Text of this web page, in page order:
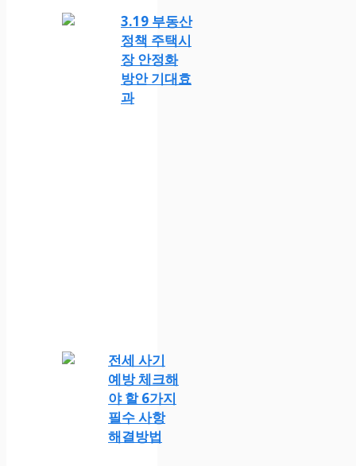
3.19 부동산
정책 주택시
장 안정화
방안 기대효
과
전세 사기
예방 체크해
야 할 6가지
필수 사항
해결방법